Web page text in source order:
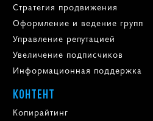
Стратегия продвижения
Оформление и ведение групп
Управление репутацией
Увеличение подписчиков
Информационная поддержка
КОНТЕНТ
Копирайтинг